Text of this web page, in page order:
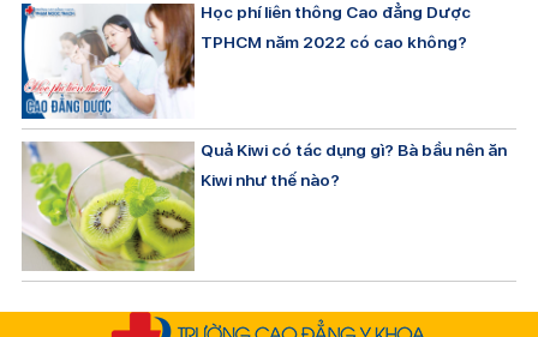
Học phí liên thông Cao đẳng Dược
TPHCM năm 2022 có cao không?
Quả Kiwi có tác dụng gì? Bà bầu nên ăn
Kiwi như thế nào?